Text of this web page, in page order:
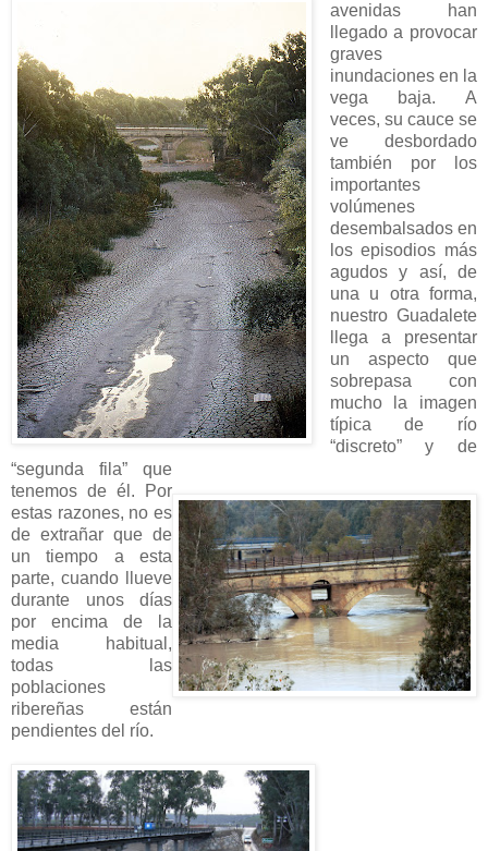
avenidas han
llegado a provocar
graves
inundaciones en la
vega baja. A
veces, su cauce se
ve desbordado
también por los
importantes
volúmenes
desembalsados en
los episodios más
agudos y así, de
una u otra forma,
nuestro Guadalete
llega a presentar
un aspecto que
sobrepasa con
mucho
la imagen
típica de río
“discreto” y de
“segunda fila” que
tenemos de él. Por
estas razones, no es
de extrañar que de
un tiempo a esta
parte, cuando llueve
durante unos días
por encima de la
media habitual,
todas las
poblaciones
ribereñas están
pendientes del río.